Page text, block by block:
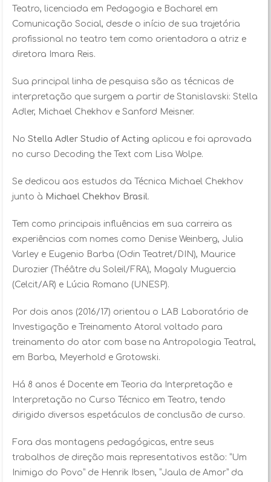
Teatro, licenciada em Pedagogia e Bacharel em
Comunicação Social, desde o início de sua trajetória
profissional no teatro tem como orientadora a atriz e
diretora Imara Reis.
Sua principal linha de pesquisa são as técnicas de
interpretação que surgem a partir de Stanislavski: Stella
Adler, Michael Chekhov e Sanford Meisner.
No Stella Adler Studio of Acting aplicou e foi aprovada
no curso Decoding the Text com Lisa Wolpe.
Se dedicou aos estudos da Técnica Michael Chekhov
junto à Michael Chekhov Brasil.
Tem como principais influências em sua carreira as
experiências com nomes como Denise Weinberg, Julia
Varley e Eugenio Barba (Odin Teatret/DIN), Maurice
Durozier (Théâtre du Soleil/FRA), Magaly Muguercia
(Celcit/AR) e Lúcia Romano (UNESP).
Por dois anos (2016/17) orientou o LAB Laboratório de
Investigação e Treinamento Atoral voltado para
treinamento do ator com base na Antropologia Teatral,
em Barba, Meyerhold e Grotowski.
Há 8 anos é Docente em Teoria da Interpretação e
Interpretação no Curso Técnico em Teatro, tendo
dirigido diversos espetáculos de conclusão de curso.
Fora das montagens pedagógicas, entre seus
trabalhos de direção mais representativos estão: “Um
Inimigo do Povo” de Henrik Ibsen, “Jaula de Amor” da